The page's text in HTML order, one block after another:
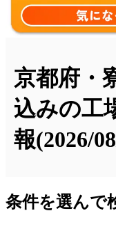
京都府・
込みの工
報(2026/
条件を選んで